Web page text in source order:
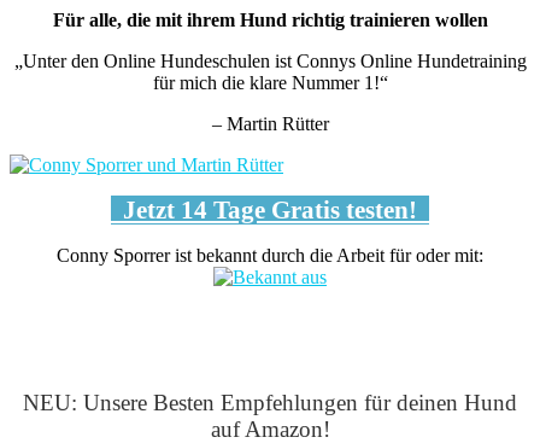
Für alle, die mit ihrem Hund richtig trainieren wollen
„Unter den Online Hundeschulen ist Connys Online Hundetraining
für mich die klare Nummer 1!“
– Martin Rütter
Jetzt 14 Tage Gratis testen!
Conny Sporrer ist bekannt durch die Arbeit für oder mit:
NEU: Unsere Besten Empfehlungen für deinen Hund
auf Amazon!